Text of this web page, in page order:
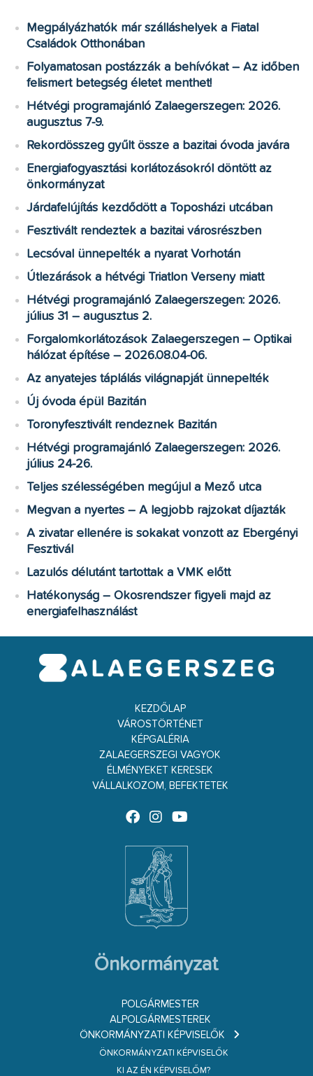
Megpályázhatók már szálláshelyek a Fiatal
Családok Otthonában
Folyamatosan postázzák a behívókat – Az időben
felismert betegség életet menthet!
Hétvégi programajánló Zalaegerszegen: 2026.
augusztus 7-9.
Rekordösszeg gyűlt össze a bazitai óvoda javára
Energiafogyasztási korlátozásokról döntött az
önkormányzat
Járdafelújítás kezdődött a Toposházi utcában
Fesztivált rendeztek a bazitai városrészben
Lecsóval ünnepelték a nyarat Vorhotán
Útlezárások a hétvégi Triatlon Verseny miatt
Hétvégi programajánló Zalaegerszegen: 2026.
július 31 – augusztus 2.
Forgalomkorlátozások Zalaegerszegen – Optikai
hálózat építése – 2026.08.04-06.
Az anyatejes táplálás világnapját ünnepelték
Új óvoda épül Bazitán
Toronyfesztivált rendeznek Bazitán
Hétvégi programajánló Zalaegerszegen: 2026.
július 24-26.
Teljes szélességében megújul a Mező utca
Megvan a nyertes – A legjobb rajzokat díjazták
A zivatar ellenére is sokakat vonzott az Ebergényi
Fesztivál
Lazulós délutánt tartottak a VMK előtt
Hatékonyság – Okosrendszer figyeli majd az
energiafelhasználást
KEZDŐLAP
VÁROSTÖRTÉNET
KÉPGALÉRIA
ZALAEGERSZEGI VAGYOK
ÉLMÉNYEKET KERESEK
VÁLLALKOZOM, BEFEKTETEK
Önkormányzat
POLGÁRMESTER
ALPOLGÁRMESTEREK
ÖNKORMÁNYZATI KÉPVISELŐK
ÖNKORMÁNYZATI KÉPVISELŐK
KI AZ ÉN KÉPVISELŐM?